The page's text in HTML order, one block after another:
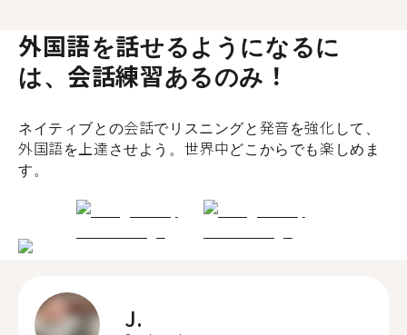
外国語を話せるようになるに
は、会話練習あるのみ！
ネイティブとの会話でリスニングと発音を強化して、
外国語を上達させよう。世界中どこからでも楽しめま
す。
J.